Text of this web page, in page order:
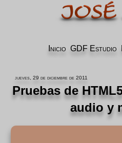
Inicio GDF Estudio
jueves, 29 de diciembre de 2011
Pruebas de
audio y